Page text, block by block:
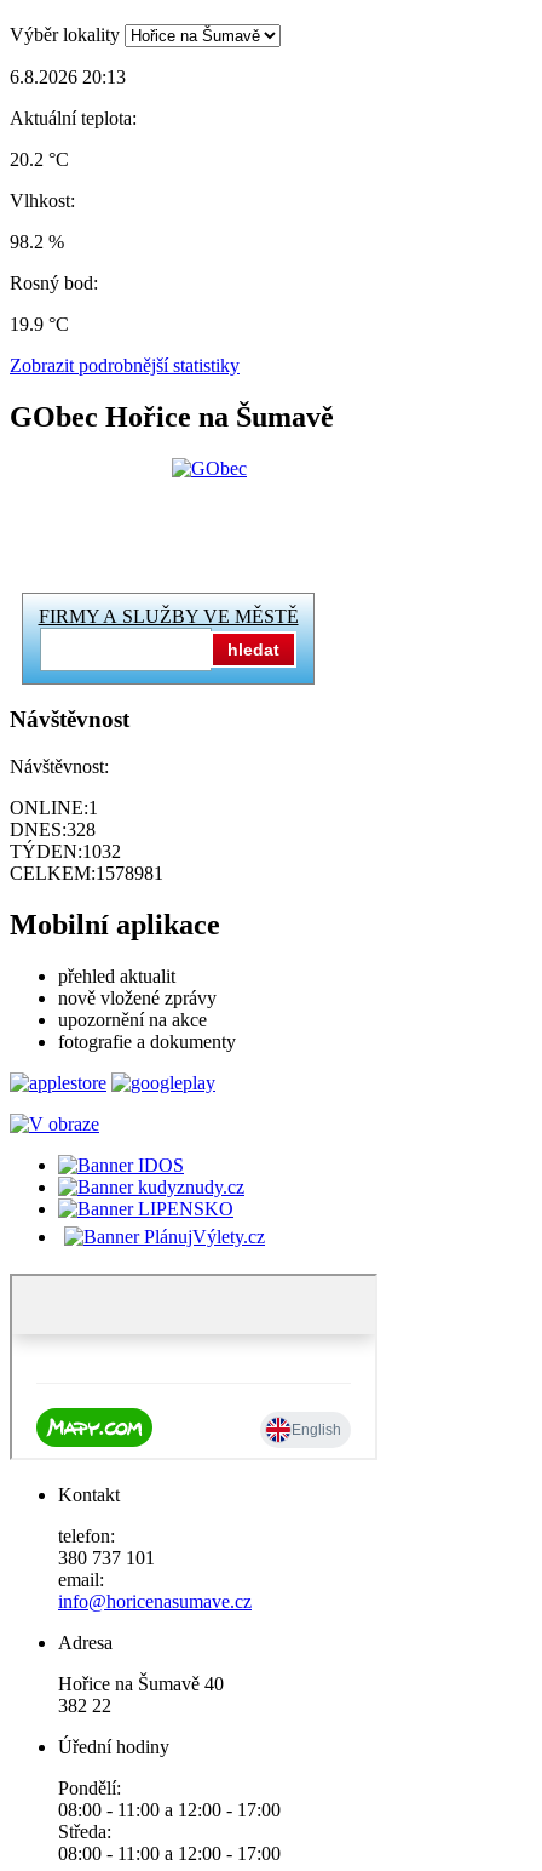
Výběr lokality
6.8.2026 20:13
Aktuální teplota:
20.2 °C
Vlhkost:
98.2 %
Rosný bod:
19.9 °C
Zobrazit podrobnější statistiky
GObec Hořice na Šumavě
FIRMY A SLUŽBY VE MĚSTĚ
hledat
Návštěvnost
Návštěvnost:
ONLINE:1
DNES:328
TÝDEN:1032
CELKEM:1578981
Mobilní aplikace
přehled aktualit
nově vložené zprávy
upozornění na akce
fotografie a dokumenty
Kontakt
telefon:
380 737 101
email:
info@horicenasumave.cz
Adresa
Hořice na Šumavě 40
382 22
Úřední hodiny
Pondělí:
08:00 - 11:00 a 12:00 - 17:00
Středa:
08:00 - 11:00 a 12:00 - 17:00